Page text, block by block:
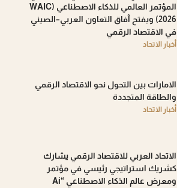
المؤتمر العالمي للذكاء الاصطناعي (WAIC
2026) ويفتح آفاق التعاون العربي–الصيني
في الاقتصاد الرقمي
أخبار الاتحاد
الامارات بين التحول نحو الاقتصاد الرقمي
والطاقة المتجددة
أخبار الاتحاد
الاتحاد العربي للاقتصاد الرقمي يشارك
كشريك استراتيجي رئيسي في مؤتمر
ومعرض عالم الذكاء الاصطناعي “Ai